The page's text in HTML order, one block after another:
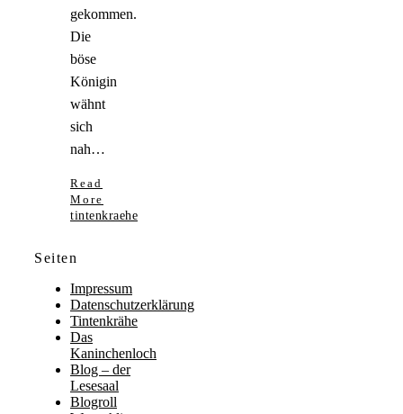
gekommen.
Die
böse
Königin
wähnt
sich
nah…
Read
More
tintenkraehe
Seiten
Impressum
Datenschutzerklärung
Tintenkrähe
Das
Kaninchenloch
Blog – der
Lesesaal
Blogroll